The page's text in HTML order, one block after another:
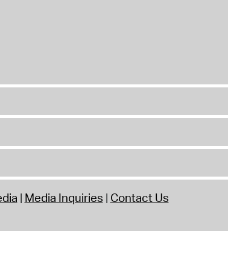
Media Inquiries Contact Us